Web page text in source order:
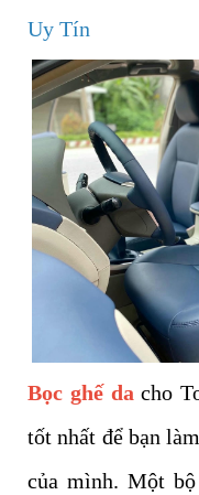
Uy Tín
Bọc ghế da cho
tốt nhất để bạn
của mình. Một bộ